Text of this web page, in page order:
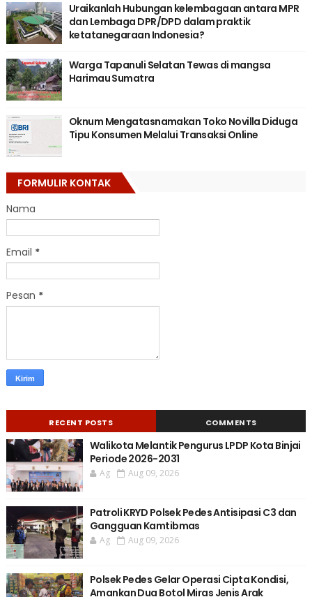
Uraikanlah Hubungan kelembagaan antara MPR
dan Lembaga DPR/DPD dalam praktik
ketatanegaraan Indonesia?
Warga Tapanuli Selatan Tewas di mangsa
Harimau Sumatra
Oknum Mengatasnamakan Toko Novilla Diduga
Tipu Konsumen Melalui Transaksi Online
FORMULIR KONTAK
Nama
Email *
Pesan *
RECENT POSTS COMMENTS
Walikota Melantik Pengurus LPDP Kota Binjai
Periode 2026-2031
Ag Aug 09, 2026
Patroli KRYD Polsek Pedes Antisipasi C3 dan
Gangguan Kamtibmas
Ag Aug 09, 2026
Polsek Pedes Gelar Operasi Cipta Kondisi,
Amankan Dua Botol Miras Jenis Arak